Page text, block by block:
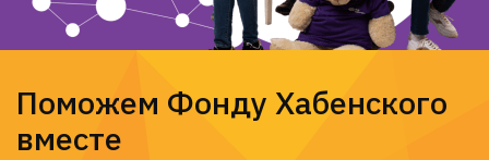
Поможем Фонду Хабенского
вместе